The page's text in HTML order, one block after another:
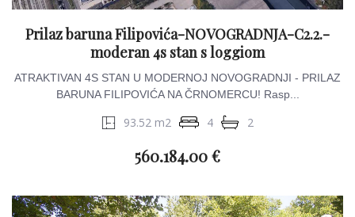
Prilaz baruna Filipovića-NOVOGRADNJA-C2.2.-
moderan 4s stan s loggiom
ATRAKTIVAN 4S STAN U MODERNOJ NOVOGRADNJI - PRILAZ
BARUNA FILIPOVIĆA NA ČRNOMERCU! Rasp...
93.52 m2 4 2
560.184.00 €